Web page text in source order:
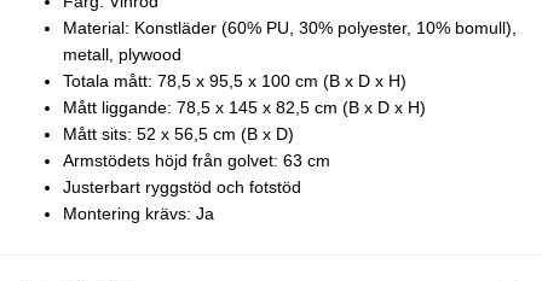
Material: Konstläder (60% PU, 30% polyester, 10% bomull),
metall, plywood
Totala mått: 78,5 x 95,5 x 100 cm (B x D x H)
Mått liggande: 78,5 x 145 x 82,5 cm (B x D x H)
Mått sits: 52 x 56,5 cm (B x D)
Armstödets höjd från golvet: 63 cm
Justerbart ryggstöd och fotstöd
Montering krävs: Ja